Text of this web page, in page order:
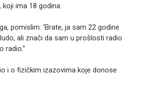
koji ima 18 godina.
pomislim: ‘Brate, ja sam 22 godine
ali znači da sam u prošlosti radio
radio.”
i o fizičkim izazovima koje donose